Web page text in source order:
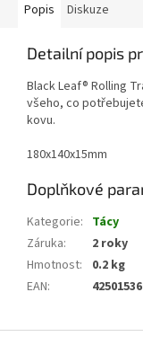
Popis Diskuze
Detailní popis
Black Leaf® Rolling
všeho, co
kovu.
180x140x15mm
Doplňkové
Kategorie: Tácy
Záruka:
2 roky
Hmotnost:
0.2 kg
EAN: